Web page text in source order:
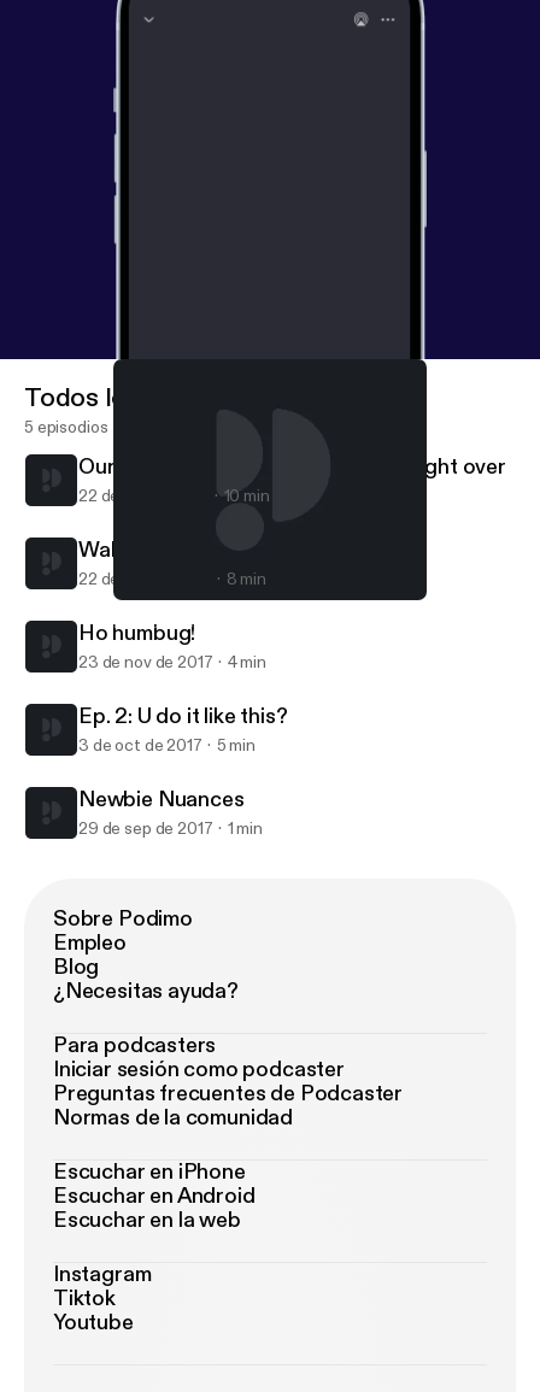
Random-ass City
Todos los episodios
5 episodios
Our week's busiest day ... skimmed right over
22 de abr de 2018 10 min
Waking up for the year
22 de feb de 2018 8 min
Ho humbug!
23 de nov de 2017 4 min
Ep. 2: U do it like this?
3 de oct de 2017 5 min
Newbie Nuances
29 de sep de 2017 1 min
Sobre Podimo
Empleo
Blog
¿Necesitas ayuda?
Para podcasters
Iniciar sesión como podcaster
Preguntas frecuentes de Podcaster
Normas de la comunidad
Escuchar en iPhone
Escuchar en Android
Escuchar en la web
Instagram
Tiktok
Youtube